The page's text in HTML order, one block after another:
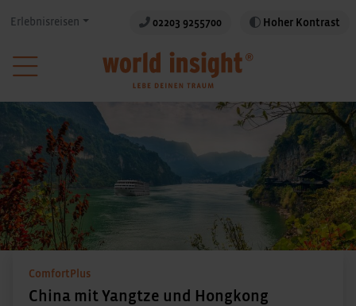
Erlebnisreisen 02203 9255700 Hoher Kontrast
ComfortPlus
China mit Yangtze und Hongkong